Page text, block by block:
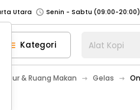
Utara
Jakarta Barat
Senin - Jumat (07:00 -
Senin - Jumat (08:00 - 20:00),
Senin - Jumat (08:00 -
Kategori Alat Kopi
& Ruang Makan Gelas